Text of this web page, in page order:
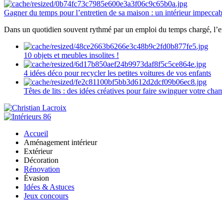
Gagner du temps pour l’entretien de sa maison : un intérieur
Dans un quotidien souvent rythmé par un emploi du temps chargé,
10 objets et meubles insolites !
4 idées déco pour recycler les petites voitures de vos enfants
Têtes de lits : des idées créatives pour faire swinguer votre
Accueil
Aménagement intérieur
Extérieur
Décoration
Rénovation
Évasion
Idées & Astuces
Jeux concours